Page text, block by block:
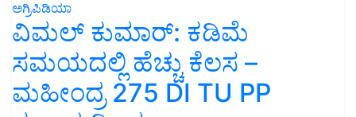
ಅಗ್ರಿಪಿಡಿಯಾ
ವಿಮಲ್ ಕುಮಾರ್: ಕಡಿಮೆ
ಸಮಯದಲ್ಲಿ ಹೆಚ್ಚು ಕೆಲಸ –
ಮಹೀಂದ್ರ 275 DI TU PP